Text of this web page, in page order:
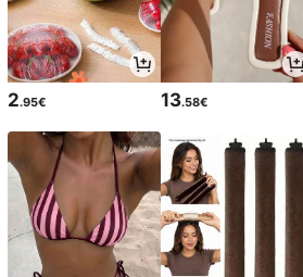
2.95€ 13.58€